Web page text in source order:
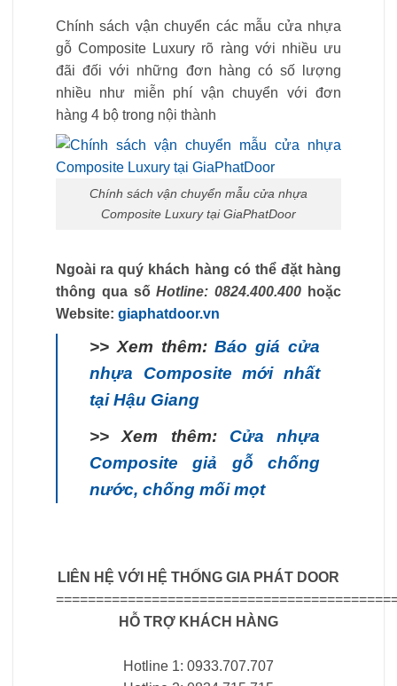
Chính sách vận chuyển các mẫu cửa nhựa
gỗ Composite Luxury rõ ràng với nhiều ưu
đãi đối với những đơn hàng có số lượng
nhiều như miễn phí vận chuyển với đơn
hàng 4 bộ trong nội thành
Chính sách vận chuyển mẫu cửa nhựa
Composite Luxury tại GiaPhatDoor
Ngoài ra quý khách hàng có thể đặt hàng
thông qua sốHotline: 0824.400.400 hoặc
Website: giaphatdoor.vn
>> Xem thêm:Báo giá cửa
nhựa Composite mới nhất
tại Hậu Giang
>> Xem thêm: Cửa nhựa
Composite giả gỗ chống
nước, chống mối mọt
LIÊN HỆ VỚI HỆ THỐNG GIA PHÁT DOOR
HỖ TRỢ KHÁCH HÀNG
Hotline 1: 0933.707.707